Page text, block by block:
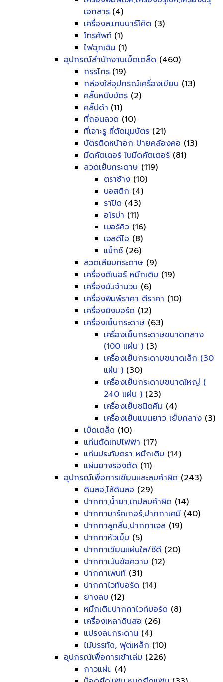
เอกสาร (4)
เครื่องสแกนบาร์โค๊ต (3)
โทรศัพท์ (1)
ไฟฉุกเฉิน (1)
อุปกรณ์สำนักงานเบ็ดเตล็ด (460)
กรรไกร (19)
กล่องใส่อุปกรณ์เครื่องเขียน (13)
คลิ๊บหนีบบัตร (2)
คลิ๊ปดำ (11)
ที่ถอนลวด (10)
ที่เจาะรู ที่ตัดมุมบัตร (21)
บัตรติดหน้าอก ป้ายคล้องคอ (13)
มีดคัตเตอร์ ใบมีดคัตเตอร์ (81)
ลวดเย็บกระดาษ (119)
ตราช้าง (10)
บอสติก (4)
ราปิด (43)
อโรม่า (11)
เมอร์คิว (16)
เอสดีไอ (8)
แม็กซ์ (26)
ลวดเสียบกระดาษ (9)
เครื่องตีเบอร์ หมึกเติม (19)
เครื่องนับจำนวน (6)
เครื่องพิมพ์ราคา ตีราคา (10)
เครื่องยิงบอร์ด (12)
เครื่องเย็บกระดาษ (63)
เครื่องเย็บกระดาษขนาดกลาง
(100 แผ่น ) (3)
เครื่องเย็บกระดาษขนาดเล็ก (30
แผ่น ) (30)
เครื่องเย็บกระดาษขนาดใหญ่ (
240 แผ่น ) (23)
เครื่องเย็บชนิดคีม (4)
เครื่องเย็บแขนยาว เย็บกลาง (3)
เบ็ดเตล็ด (10)
แท่นตัดเทปไฟฟ้า (17)
แท่นประทับตรา หมึกเติม (14)
แผ่นยางรองตัด (11)
อุปกรณ์เพื่อการเขียนและลบคำผิด (243)
ดินสอ,ไส้ดินสอ (29)
ปากกา,น้ำยา,เทปลบคำผิด (14)
ปากกามาร์คเกอร์,ปากกาเคมี (40)
ปากกาลูกลื่น,ปากกาเจล (19)
ปากกาหัวเข็ม (5)
ปากกาเขียนแผ่นใส/ซีดี (20)
ปากกาเน้นข้อความ (12)
ปากกาเพนท์ (31)
ปากกาไวท์บอร์ด (14)
ยางลบ (12)
หมึกเติมปากกาไวท์บอร์ด (8)
เครื่องเหลาดินสอ (26)
แปรงลบกระดาน (4)
ไม้บรรทัด, ฟุตเหล็ก (10)
อุปกรณ์เพื่อการเข้าเล่ม (226)
กาวแผ่น (4)